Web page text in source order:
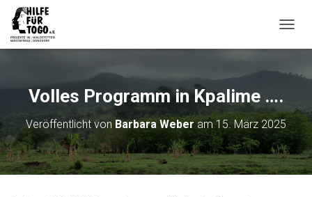
A
I
T
I
O
N
U
Volles Programm in Kpalime ….
Veröffentlicht von Barbara Weberam15. März 2025